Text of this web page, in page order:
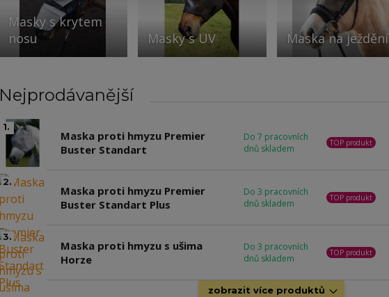
Masky s krytem
nosu
Masky s UV Maska na ježdění
Nejprodávanější
1.
Maska proti hmyzu Premier
Buster Standart
Do 7 pracovních
dnů skladem
TOP produkt
2.
Maska proti hmyzu Premier
Buster Standart Plus
Do 3 pracovních
dnů skladem
TOP produkt
3.
Maska proti hmyzu s ušima
Horze
Do 3 pracovních
dnů skladem
TOP produkt
zobrazit více produktů